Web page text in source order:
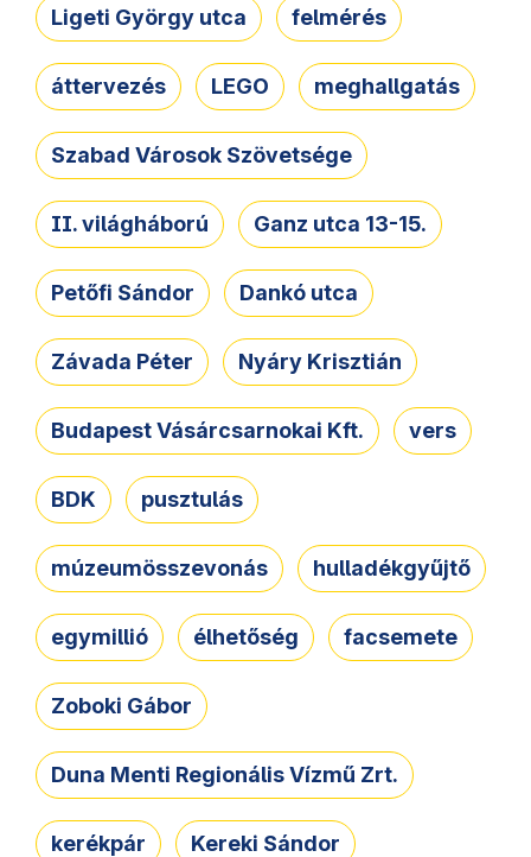
Ligeti György utca felmérés
áttervezés LEGO meghallgatás
Szabad Városok Szövetsége
II. világháború Ganz utca 13-15.
Petőfi Sándor Dankó utca
Závada Péter Nyáry Krisztián
Budapest Vásárcsarnokai Kft. vers
BDK pusztulás
múzeumösszevonás hulladékgyűjtő
egymillió élhetőség facsemete
Zoboki Gábor
Duna Menti Regionális Vízmű Zrt.
kerékpár Kereki Sándor